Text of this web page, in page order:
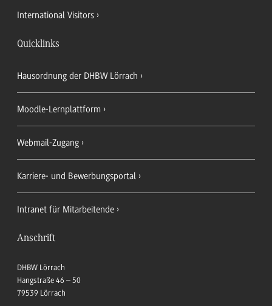
International Visitors
Quicklinks
Hausordnung der DHBW Lörrach
Moodle-Lernplattform
Webmail-Zugang
Karriere- und Bewerbungsportal
Intranet für Mitarbeitende
Anschrift
DHBW Lörrach
Hangstraße 46 – 50
79539 Lörrach